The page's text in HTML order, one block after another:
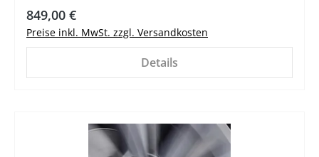
849,00 €
Preise inkl. MwSt. zzgl. Versandkosten
Details